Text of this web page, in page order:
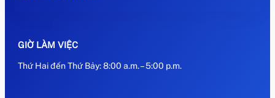
GIỜ LÀM VIỆC
Thứ Hai đến Thứ Bảy: 8:00 a.m. – 5:00 p.m.